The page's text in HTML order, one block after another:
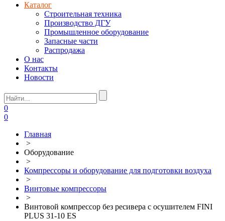
Каталог
Строительная техника
Производство ДГУ
Промышленное оборудование
Запасные части
Распродажа
О нас
Контакты
Новости
0
0
Главная
>
Оборудование
>
Компрессоры и оборудование для подготовки воздуха
>
Винтовые компрессоры
>
Винтовой компрессор без ресивера с осушителем FINI
PLUS 31-10 ES